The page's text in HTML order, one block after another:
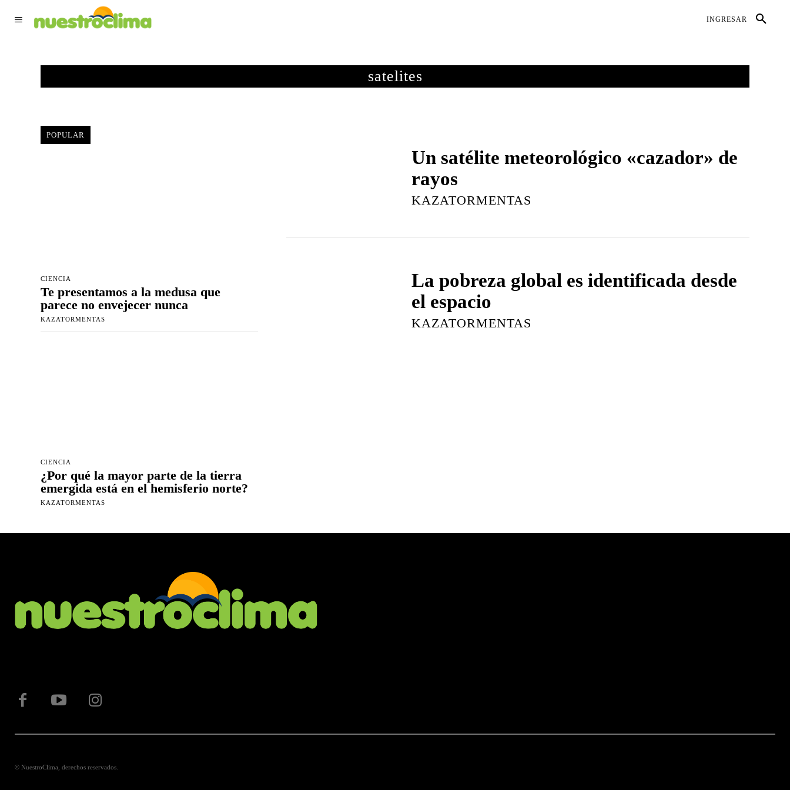
GALERÍASMORE
INGRESAR
satelites
POPULAR
CIENCIA
Te presentamos a la medusa que
parece no envejecer nunca
KAZATORMENTAS
CIENCIA
¿Por qué la mayor parte de la tierra
emergida está en el hemisferio norte?
KAZATORMENTAS
Un satélite meteorológico «cazador» de
rayos
KAZATORMENTAS
La pobreza global es identificada desde
el espacio
KAZATORMENTAS
© NuestroClima, derechos reservados.